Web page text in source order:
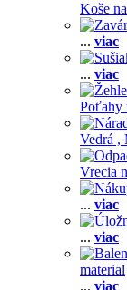
Koše
... viac
... viac
Poťahy
Vedrá ,
Vrecia
... viac
... viac
material
... viac